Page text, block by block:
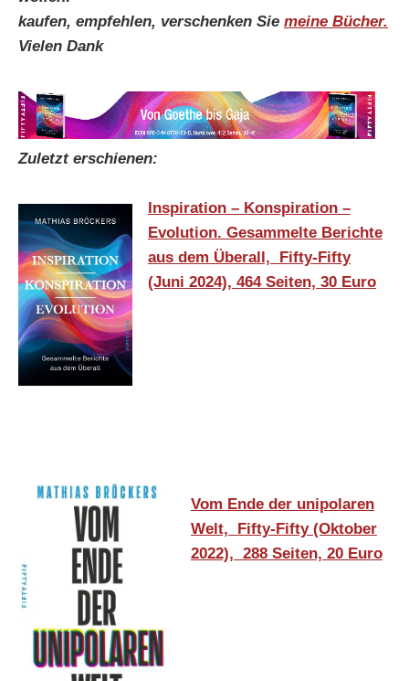
kaufen, empfehlen, verschenken Sie meine Bücher.
Vielen Dank
Zuletzt erschienen:
Inspiration – Konspiration –
Evolution. Gesammelte Berichte
aus dem Überall, Fifty-Fifty
(Juni 2024), 464 Seiten, 30 Euro
Vom Ende der unipolaren
Welt,
Fifty-Fifty (Oktober
2022), 288 Seiten, 20 Euro